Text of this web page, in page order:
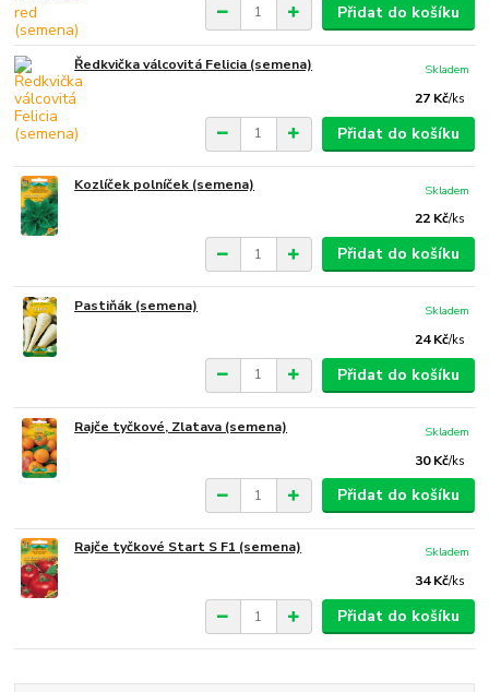
Přidat do košíku
Ředkvička válcovitá Felicia (semena)
27 Kč/ks
Skladem
Přidat do košíku
Kozlíček polníček (semena)
22 Kč/ks
Skladem
Přidat do košíku
Pastiňák (semena)
24 Kč/ks
Skladem
Přidat do košíku
Rajče tyčkové, Zlatava (semena)
30 Kč/ks
Skladem
Přidat do košíku
Rajče tyčkové Start S F1 (semena)
34 Kč/ks
Skladem
Přidat do košíku